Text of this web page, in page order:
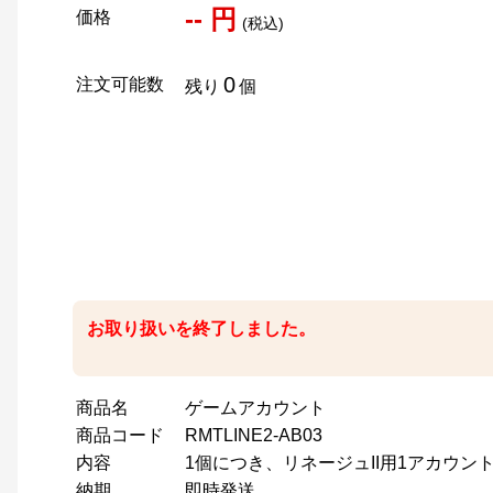
価格 -- 円 (税込)
注文可能数 残り 0個
お取り扱いを終了しました。
商品名
ゲームアカウント
商品コード
RMTLINE2-AB03
内容
1個につき、リネージュII用1アカウン